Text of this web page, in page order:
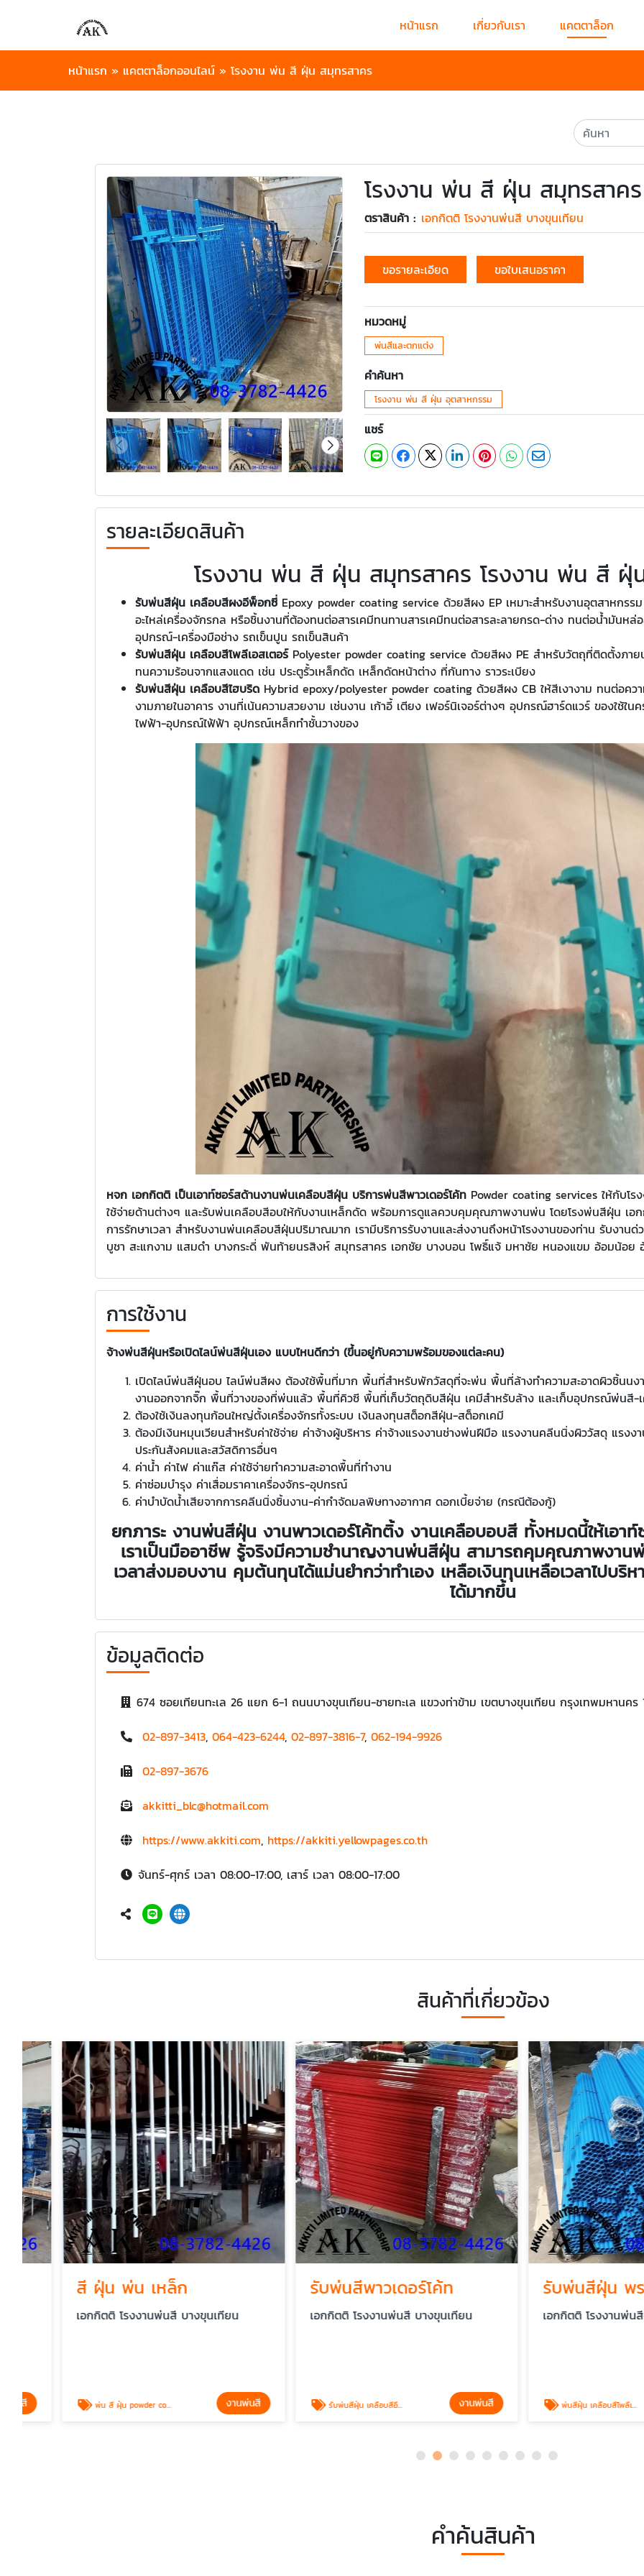
หน้าแรก เกี่ยวกับเรา แคตตาล็อก
หน้าแรก » แคตตาล็อกออนไลน์ » โรงงาน พ่น สี ฝุ่น สมุทรสาคร
โรงงาน พ่น สี ฝุ่น สมุทรสาคร
ตราสินค้า : เอกกิตติ โรงงานพ่นสี บางขุนเทียน
ขอรายละเอียด ขอใบเสนอราคา
หมวดหมู่
พ่นสีและตกแต่ง
คำค้นหา
โรงงาน พ่น สี ฝุ่น อุตสาหกรรม
แชร์
รายละเอียดสินค้า
โรงงาน พ่น สี ฝุ่น สมุทรสาคร โรงงาน พ่น สี ฝุ่
รับพ่นสีฝุ่น เคลือบสีผงอีพ็อกซี่ Epoxy powder coating service ด้วยสีผง EP เหมาะสำหรับงานอุตสาหกร
อะไหล่เครื่องจักรกล หรือชิ้นงานที่ต้องทนต่อสารเคมีทนทานสารเคมีทนต่อสารละลายกรด-ด่าง ทนต่อน้ำมันห
อุปกรณ์-เครื่องมือช่าง รถเข็นปูน รถเข็นสินค้า
รับพ่นสีฝุ่น เคลือบสีโพลีเอสเตอร์Polyester powder coating service ด้วยสีผง PE สำหรับวัตถุที่ติดตั้งภ
ทนความร้อนจากแสงแดด เช่น ประตูรั้วเหล็กดัด เหล็กดัดหน้าต่าง ที่กันทาง ราวระเบียง
รับพ่นสีฝุ่น เคลือบสีไฮบริด Hybrid epoxy/polyester powder coating ด้วยสีผง CB ให้สีเงางาม ทนต่อค
งามภายในอาคาร งานที่เน้นความสวยงาม เช่นงาน เก้าอี้ เตียง เฟอร์นิเจอร์ต่างๆ อุปกรณ์ฮาร์ดแวร์ ของใช้ใน
ไฟฟ้า-อุปกรณ์ไฟ้ฟ้า อุปกรณ์เหล็กทำชั้นวางของ
หจก เอกกิตติ เป็นเอาท์ซอร์สด้านงานพ่นเคลือบสีฝุ่น บริการพ่นสีพาวเดอร์โค้ท Powder coating services ให้กับโ
ใช้จ่ายด้านต่างๆ และรับพ่นเคลือบสีอบให้กับงานเหล็กดัด พร้อมการดูแลควบคุมคุณภาพงานพ่น โดยโรงพ่นสีฝุ่น เ
การรักษาเวลา สำหรับงานพ่นเคลือบสีฝุ่นปริมาณมาก เรามีบริการรับงานและส่งงานถึงหน้าโรงงานของท่าน รับงา
บูชา สะแกงาม แสมดำ บางกระดี่ พันท้ายนรสิงห์ สมุทรสาคร เอกชัย บางบอน โพธิ์แจ้ มหาชัย หนองแขม อ้อมน้อย
การใช้งาน
จ้างพ่นสีฝุ่นหรือเปิดไลน์พ่นสีฝุ่นเอง แบบไหนดีกว่า (ขึ้นอยู่กับความพร้อมของแต่ละคน)
เปิดไลน์พ่นสีฝุ่นอบ ไลน์พ่นสีผง ต้องใช้พื้นที่มาก พื้นที่สำหรับพักวัสดุที่จะพ่น พื้นที่ล้างทำความสะอาดผิวชิ้น
งานออกจากจิ๊ก พื้นที่วางของที่พ่นแล้ว พื้นที่คิวซี พื้นที่เก็บวัตถุดิบสีฝุ่น เคมีสำหรับล้าง และเก็บอุปกรณ์พ่นสี-
ต้องใช้เงินลงทุนก้อนใหญ่ตั้งเครื่องจักรทั้งระบบ เงินลงทุนสต็อกสีฝุ่น-สต็อกเคมี
ต้องมีเงินหมุนเวียนสำหรับค่าใช้จ่าย ค่าจ้างผู้บริหาร ค่าจ้างแรงงานช่างพ่นฝีมือ แรงงานคลีนนิ่งผิววัสดุ แรง
ประกันสังคมและสวัสดิการอื่นๆ
ค่าน้ำ ค่าไฟ ค่าแก๊ส ค่าใช้จ่ายทำความสะอาดพื้นที่ทำงาน
ค่าซ่อมบำรุง ค่าเสื่อมราคาเครื่องจักร-อุปกรณ์
ค่าบำบัดน้ำเสียจากการคลีนนิ่งชิ้นงาน-ค่ากำจัดมลพิษทางอากาศ ดอกเบี้ยจ่าย (กรณีต้องกู้)
ยกภาระ งานพ่นสีฝุ่น งานพาวเดอร์โค้ทติ้ง งานเคลือบอบสี ทั้งหมดนี้ให้เอาท์
เราเป็นมืออาชีพ รู้จริงมีความชำนาญงานพ่นสีฝุ่น สามารถคุมคุณภาพงานพ่
เวลาส่งมอบงาน คุมต้นทุนได้แม่นยำกว่าทำเอง เหลือเงินทุนเหลือเวลาไปบริ
ได้มากขึ้น
ข้อมูลติดต่อ
674 ซอยเทียนทะเล 26 แยก 6-1 ถนนบางขุนเทียน-ชายทะเล แขวงท่าข้าม เขตบางขุนเทียน กรุงเทพมหานคร
02-897-3413, 064-423-6244, 02-897-3816-7, 062-194-9926
02-897-3676
akkitti_blc@hotmail.com
https://www.akkiti.com, https://akkiti.yellowpages.co.th
จันทร์-ศุกร์ เวลา 08:00-17:00, เสาร์ เวลา 08:00-17:00
สินค้าที่เกี่ยวข้อง
สี ฝุ่น พ่น เหล็ก
เอกกิตติ โรงงานพ่นสี บางขุนเทียน
พ่น สี ฝุ่น powder coating งานพ่นสี
รับพ่นสีพาวเดอร์โค้ท
เอกกิตติ โรงงานพ่นสี บางขุนเทียน
รับพ่นสีฝุ่น เคลือบสีอีพ็อกซี่ งานพ่นสี
รับพ่นสีฝุ่น พระราม
เอกกิตติ โรงงานพ่นสี บางขุน
พ่นสีฝุ่น เคลือบสีโพลีเอสเตอร์
คำค้นสินค้า